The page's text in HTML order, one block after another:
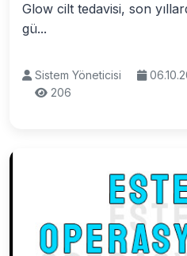
Glow cilt tedavisi, son
gü...
Sistem Yöneticisi
206